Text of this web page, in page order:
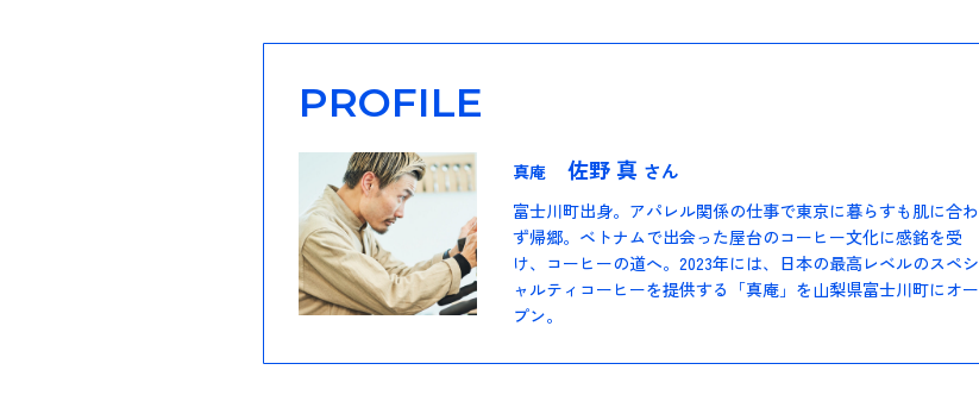
PROFILE
真庵 佐野 真 さん
富士川町出身。アパレル関係の仕事で東京に暮らすも肌に合わ
ず帰郷。ベトナムで出会った屋台のコーヒー文化に感銘を受
け、コーヒーの道へ。2023年には、日本の最高レベルのスペシ
ャルティコーヒーを提供する「真庵」を山梨県富士川町にオー
プン。